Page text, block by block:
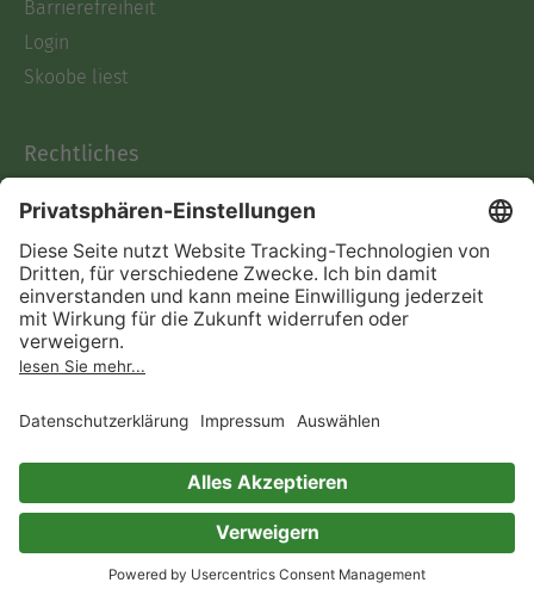
Barrierefreiheit
Login
Skoobe liest
Rechtliches
AGB
Informationen nach Data
Act
Verträge hier kündigen
Impressum
Immer ein gutes Buch